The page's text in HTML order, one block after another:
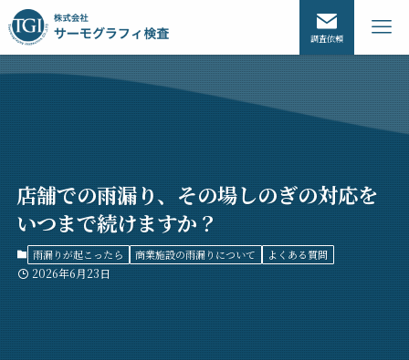
調査依頼
店舗での雨漏り、その場しのぎの対応を
いつまで続けますか？
雨漏りが起こったら 商業施設の雨漏りについて よくある質問
2026年6月23日